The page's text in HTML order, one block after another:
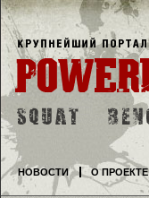
НОВОСТИ О ПРОЕКТЕ